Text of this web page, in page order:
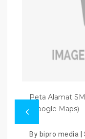
Peta Alamat
(Google Maps)
By bipro media |